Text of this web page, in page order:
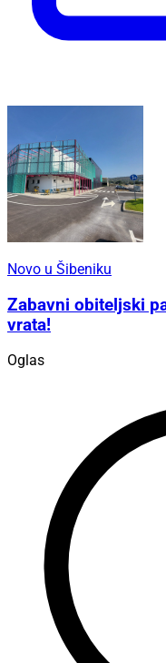
Novo u Šibeniku
Zabavni obiteljski
vrata!
Oglas